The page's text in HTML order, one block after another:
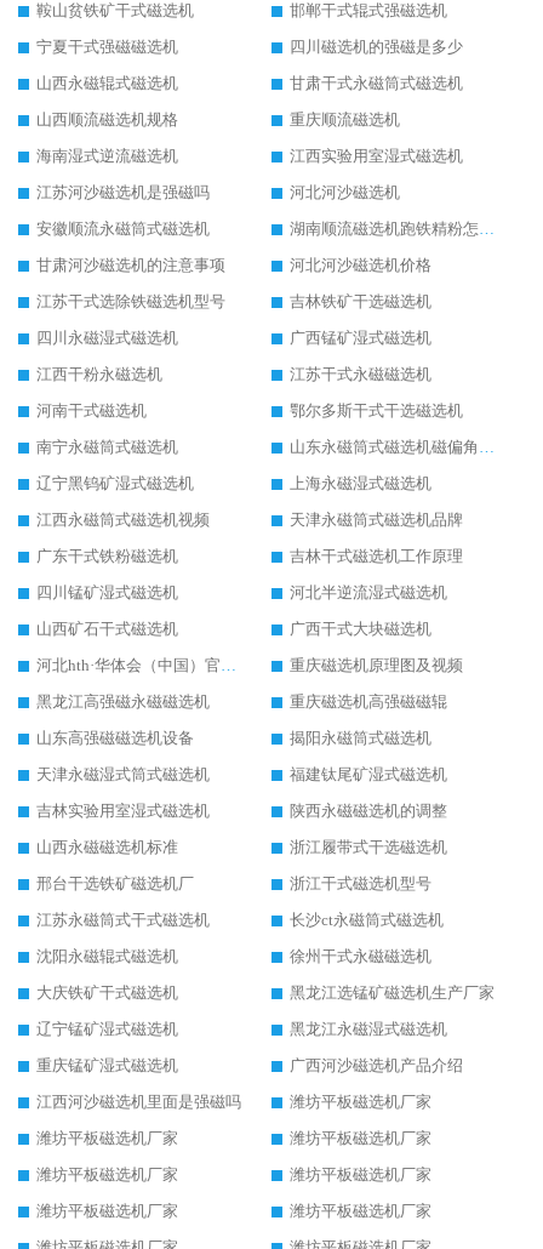
鞍山贫铁矿干式磁选机
邯郸干式辊式强磁选机
宁夏干式强磁磁选机
四川磁选机的强磁是多少
山西永磁辊式磁选机
甘肃干式永磁筒式磁选机
山西顺流磁选机规格
重庆顺流磁选机
海南湿式逆流磁选机
江西实验用室湿式磁选机
江苏河沙磁选机是强磁吗
河北河沙磁选机
安徽顺流永磁筒式磁选机
湖南顺流磁选机跑铁精粉怎么处理
甘肃河沙磁选机的注意事项
河北河沙磁选机价格
江苏干式选除铁磁选机型号
吉林铁矿干选磁选机
四川永磁湿式磁选机
广西锰矿湿式磁选机
江西干粉永磁选机
江苏干式永磁磁选机
河南干式磁选机
鄂尔多斯干式干选磁选机
南宁永磁筒式磁选机
山东永磁筒式磁选机磁偏角怎么调整
辽宁黑钨矿湿式磁选机
上海永磁湿式磁选机
江西永磁筒式磁选机视频
天津永磁筒式磁选机品牌
广东干式铁粉磁选机
吉林干式磁选机工作原理
四川锰矿湿式磁选机
河北半逆流湿式磁选机
山西矿石干式磁选机
广西干式大块磁选机
河北hth·华体会（中国）官方网站-hth.com 工作视频
重庆磁选机原理图及视频
黑龙江高强磁永磁磁选机
重庆磁选机高强磁磁辊
山东高强磁磁选机设备
揭阳永磁筒式磁选机
天津永磁湿式筒式磁选机
福建钛尾矿湿式磁选机
吉林实验用室湿式磁选机
陕西永磁磁选机的调整
山西永磁磁选机标准
浙江履带式干选磁选机
邢台干选铁矿磁选机厂
浙江干式磁选机型号
江苏永磁筒式干式磁选机
长沙ct永磁筒式磁选机
沈阳永磁辊式磁选机
徐州干式永磁磁选机
大庆铁矿干式磁选机
黑龙江选锰矿磁选机生产厂家
辽宁锰矿湿式磁选机
黑龙江永磁湿式磁选机
重庆锰矿湿式磁选机
广西河沙磁选机产品介绍
江西河沙磁选机里面是强磁吗
潍坊平板磁选机厂家
潍坊平板磁选机厂家
潍坊平板磁选机厂家
潍坊平板磁选机厂家
潍坊平板磁选机厂家
潍坊平板磁选机厂家
潍坊平板磁选机厂家